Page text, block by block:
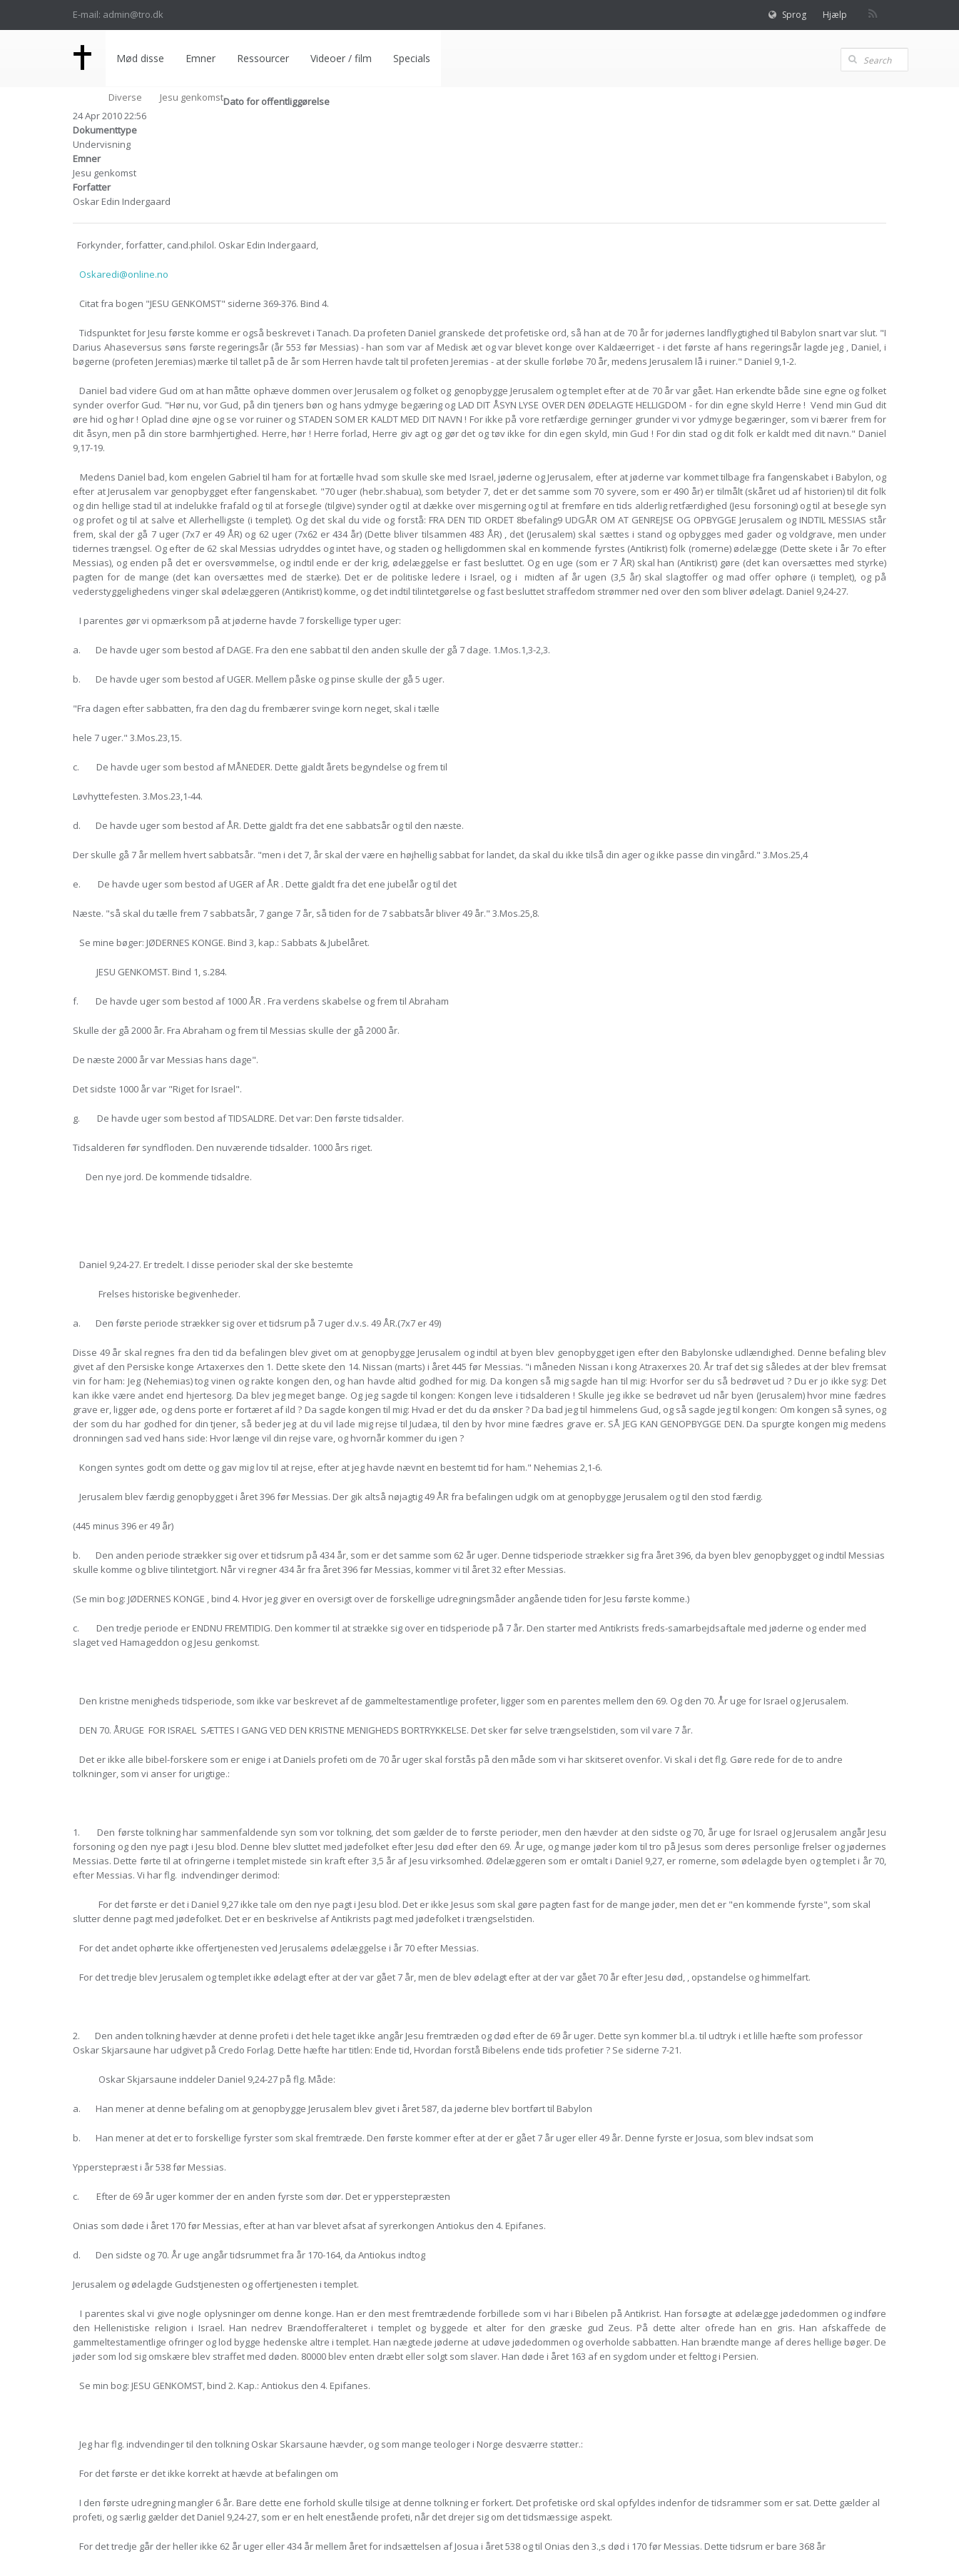
E-mail: admin@tro.dk Sprog Hjælp
Mød disse Emner Ressourcer Videoer / film Specials
Diverse Jesu genkomstDato for offentliggørelse
24 Apr 2010 22:56
Dokumenttype
Undervisning
Emner
Jesu genkomst
Forfatter
Oskar Edin Indergaard
Forkynder, forfatter, cand.philol. Oskar Edin Indergaard,
Oskaredi@online.no
Citat fra bogen "JESU GENKOMST" siderne 369-376. Bind 4.
Tidspunktet for Jesu første komme er også beskrevet i Tanach. Da profeten Daniel granskede det profetiske ord, så han at de 70 år for jødernes landflygtighed til Babylon snart var slut. "I
Darius Ahaseversus søns første regeringsår (år 553 før Messias) - han som var af Medisk æt og var blevet konge over Kaldæerriget - i det første af hans regeringsår lagde jeg , Daniel, i
bøgerne (profeten Jeremias) mærke til tallet på de år som Herren havde talt til profeten Jeremias - at der skulle forløbe 70 år, medens Jerusalem lå i ruiner." Daniel 9,1-2.
Daniel bad videre Gud om at han måtte ophæve dommen over Jerusalem og folket og genopbygge Jerusalem og templet efter at de 70 år var gået. Han erkendte både sine egne og folket
synder overfor Gud. "Hør nu, vor Gud, på din tjeners bøn og hans ydmyge begæring og LAD DIT ÅSYN LYSE OVER DEN ØDELAGTE HELLIGDOM - for din egne skyld Herre ! Vend min Gud dit
øre hid og hør ! Oplad dine øjne og se vor ruiner og STADEN SOM ER KALDT MED DIT NAVN ! For ikke på vore retfærdige gerninger grunder vi vor ydmyge begæringer, som vi bærer frem for
dit åsyn, men på din store barmhjertighed. Herre, hør ! Herre forlad, Herre giv agt og gør det og tøv ikke for din egen skyld, min Gud ! For din stad og dit folk er kaldt med dit navn." Daniel
9,17-19.
Medens Daniel bad, kom engelen Gabriel til ham for at fortælle hvad som skulle ske med Israel, jøderne og Jerusalem, efter at jøderne var kommet tilbage fra fangenskabet i Babylon, og
efter at Jerusalem var genopbygget efter fangenskabet. "70 uger (hebr.shabua), som betyder 7, det er det samme som 70 syvere, som er 490 år) er tilmålt (skåret ud af historien) til dit folk
og din hellige stad til at indelukke frafald og til at forsegle (tilgive) synder og til at dække over misgerning og til at fremføre en tids alderlig retfærdighed (Jesu forsoning) og til at besegle syn
og profet og til at salve et Allerhelligste (i templet). Og det skal du vide og forstå: FRA DEN TID ORDET 8befaling9 UDGÅR OM AT GENREJSE OG OPBYGGE Jerusalem og INDTIL MESSIAS står
frem, skal der gå 7 uger (7x7 er 49 ÅR) og 62 uger (7x62 er 434 år) (Dette bliver tilsammen 483 ÅR) , det (Jerusalem) skal sættes i stand og opbygges med gader og voldgrave, men under
tidernes trængsel. Og efter de 62 skal Messias udryddes og intet have, og staden og helligdommen skal en kommende fyrstes (Antikrist) folk (romerne) ødelægge (Dette skete i år 7o efter
Messias), og enden på det er oversvømmelse, og indtil ende er der krig, ødelæggelse er fast besluttet. Og en uge (som er 7 ÅR) skal han (Antikrist) gøre (det kan oversættes med styrke)
pagten for de mange (det kan oversættes med de stærke). Det er de politiske ledere i Israel, og i midten af år ugen (3,5 år) skal slagtoffer og mad offer ophøre (i templet), og på
vederstyggelighedens vinger skal ødelæggeren (Antikrist) komme, og det indtil tilintetgørelse og fast besluttet straffedom strømmer ned over den som bliver ødelagt. Daniel 9,24-27.
I parentes gør vi opmærksom på at jøderne havde 7 forskellige typer uger:
a. De havde uger som bestod af DAGE. Fra den ene sabbat til den anden skulle der gå 7 dage. 1.Mos.1,3-2,3.
b. De havde uger som bestod af UGER. Mellem påske og pinse skulle der gå 5 uger.
"Fra dagen efter sabbatten, fra den dag du frembærer svinge korn neget, skal i tælle
hele 7 uger." 3.Mos.23,15.
c. De havde uger som bestod af MÅNEDER. Dette gjaldt årets begyndelse og frem til
Løvhyttefesten. 3.Mos.23,1-44.
d. De havde uger som bestod af ÅR. Dette gjaldt fra det ene sabbatsår og til den næste.
Der skulle gå 7 år mellem hvert sabbatsår. "men i det 7, år skal der være en højhellig sabbat for landet, da skal du ikke tilså din ager og ikke passe din vingård." 3.Mos.25,4
e. De havde uger som bestod af UGER af ÅR . Dette gjaldt fra det ene jubelår og til det
Næste. "så skal du tælle frem 7 sabbatsår, 7 gange 7 år, så tiden for de 7 sabbatsår bliver 49 år." 3.Mos.25,8.
Se mine bøger: JØDERNES KONGE. Bind 3, kap.: Sabbats & Jubelåret.
JESU GENKOMST. Bind 1, s.284.
f. De havde uger som bestod af 1000 ÅR . Fra verdens skabelse og frem til Abraham
Skulle der gå 2000 år. Fra Abraham og frem til Messias skulle der gå 2000 år.
De næste 2000 år var Messias hans dage".
Det sidste 1000 år var "Riget for Israel".
g. De havde uger som bestod af TIDSALDRE. Det var: Den første tidsalder.
Tidsalderen før syndfloden. Den nuværende tidsalder. 1000 års riget.
Den nye jord. De kommende tidsaldre.
Daniel 9,24-27. Er tredelt. I disse perioder skal der ske bestemte
Frelses historiske begivenheder.
a. Den første periode strækker sig over et tidsrum på 7 uger d.v.s. 49 ÅR.(7x7 er 49)
Disse 49 år skal regnes fra den tid da befalingen blev givet om at genopbygge Jerusalem og indtil at byen blev genopbygget igen efter den Babylonske udlændighed. Denne befaling blev
givet af den Persiske konge Artaxerxes den 1. Dette skete den 14. Nissan (marts) i året 445 før Messias. "i måneden Nissan i kong Atraxerxes 20. År traf det sig således at der blev fremsat
vin for ham: Jeg (Nehemias) tog vinen og rakte kongen den, og han havde altid godhed for mig. Da kongen så mig sagde han til mig: Hvorfor ser du så bedrøvet ud ? Du er jo ikke syg: Det
kan ikke være andet end hjertesorg. Da blev jeg meget bange. Og jeg sagde til kongen: Kongen leve i tidsalderen ! Skulle jeg ikke se bedrøvet ud når byen (Jerusalem) hvor mine fædres
grave er, ligger øde, og dens porte er fortæret af ild ? Da sagde kongen til mig: Hvad er det du da ønsker ? Da bad jeg til himmelens Gud, og så sagde jeg til kongen: Om kongen så synes, og
der som du har godhed for din tjener, så beder jeg at du vil lade mig rejse til Judæa, til den by hvor mine fædres grave er. SÅ JEG KAN GENOPBYGGE DEN. Da spurgte kongen mig medens
dronningen sad ved hans side: Hvor længe vil din rejse vare, og hvornår kommer du igen ?
Kongen syntes godt om dette og gav mig lov til at rejse, efter at jeg havde nævnt en bestemt tid for ham." Nehemias 2,1-6.
Jerusalem blev færdig genopbygget i året 396 før Messias. Der gik altså nøjagtig 49 ÅR fra befalingen udgik om at genopbygge Jerusalem og til den stod færdig.
(445 minus 396 er 49 år)
b. Den anden periode strækker sig over et tidsrum på 434 år, som er det samme som 62 år uger. Denne tidsperiode strækker sig fra året 396, da byen blev genopbygget og indtil Messias
skulle komme og blive tilintetgjort. Når vi regner 434 år fra året 396 før Messias, kommer vi til året 32 efter Messias.
(Se min bog: JØDERNES KONGE , bind 4. Hvor jeg giver en oversigt over de forskellige udregningsmåder angående tiden for Jesu første komme.)
c. Den tredje periode er ENDNU FREMTIDIG. Den kommer til at strække sig over en tidsperiode på 7 år. Den starter med Antikrists freds-samarbejdsaftale med jøderne og ender med
slaget ved Hamageddon og Jesu genkomst.
Den kristne menigheds tidsperiode, som ikke var beskrevet af de gammeltestamentlige profeter, ligger som en parentes mellem den 69. Og den 70. År uge for Israel og Jerusalem.
DEN 70. ÅRUGE FOR ISRAEL SÆTTES I GANG VED DEN KRISTNE MENIGHEDS BORTRYKKELSE. Det sker før selve trængselstiden, som vil vare 7 år.
Det er ikke alle bibel-forskere som er enige i at Daniels profeti om de 70 år uger skal forstås på den måde som vi har skitseret ovenfor. Vi skal i det flg. Gøre rede for de to andre
tolkninger, som vi anser for urigtige.:
1. Den første tolkning har sammenfaldende syn som vor tolkning, det som gælder de to første perioder, men den hævder at den sidste og 70, år uge for Israel og Jerusalem angår Jesu
forsoning og den nye pagt i Jesu blod. Denne blev sluttet med jødefolket efter Jesu død efter den 69. År uge, og mange jøder kom til tro på Jesus som deres personlige frelser og jødernes
Messias. Dette førte til at ofringerne i templet mistede sin kraft efter 3,5 år af Jesu virksomhed. Ødelæggeren som er omtalt i Daniel 9,27, er romerne, som ødelagde byen og templet i år 70,
efter Messias. Vi har flg. indvendinger derimod:
For det første er det i Daniel 9,27 ikke tale om den nye pagt i Jesu blod. Det er ikke Jesus som skal gøre pagten fast for de mange jøder, men det er "en kommende fyrste", som skal
slutter denne pagt med jødefolket. Det er en beskrivelse af Antikrists pagt med jødefolket i trængselstiden.
For det andet ophørte ikke offertjenesten ved Jerusalems ødelæggelse i år 70 efter Messias.
For det tredje blev Jerusalem og templet ikke ødelagt efter at der var gået 7 år, men de blev ødelagt efter at der var gået 70 år efter Jesu død, , opstandelse og himmelfart.
2. Den anden tolkning hævder at denne profeti i det hele taget ikke angår Jesu fremtræden og død efter de 69 år uger. Dette syn kommer bl.a. til udtryk i et lille hæfte som professor
Oskar Skjarsaune har udgivet på Credo Forlag. Dette hæfte har titlen: Ende tid, Hvordan forstå Bibelens ende tids profetier ? Se siderne 7-21.
Oskar Skjarsaune inddeler Daniel 9,24-27 på flg. Måde:
a. Han mener at denne befaling om at genopbygge Jerusalem blev givet i året 587, da jøderne blev bortført til Babylon
b. Han mener at det er to forskellige fyrster som skal fremtræde. Den første kommer efter at der er gået 7 år uger eller 49 år. Denne fyrste er Josua, som blev indsat som
Ypperstepræst i år 538 før Messias.
c. Efter de 69 år uger kommer der en anden fyrste som dør. Det er ypperstepræsten
Onias som døde i året 170 før Messias, efter at han var blevet afsat af syrerkongen Antiokus den 4. Epifanes.
d. Den sidste og 70. År uge angår tidsrummet fra år 170-164, da Antiokus indtog
Jerusalem og ødelagde Gudstjenesten og offertjenesten i templet.
I parentes skal vi give nogle oplysninger om denne konge. Han er den mest fremtrædende forbillede som vi har i Bibelen på Antikrist. Han forsøgte at ødelægge jødedommen og indføre
den Hellenistiske religion i Israel. Han nedrev Brændofferalteret i templet og byggede et alter for den græske gud Zeus. På dette alter ofrede han en gris. Han afskaffede de
gammeltestamentlige ofringer og lod bygge hedenske altre i templet. Han nægtede jøderne at udøve jødedommen og overholde sabbatten. Han brændte mange af deres hellige bøger. De
jøder som lod sig omskære blev straffet med døden. 80000 blev enten dræbt eller solgt som slaver. Han døde i året 163 af en sygdom under et felttog i Persien.
Se min bog: JESU GENKOMST, bind 2. Kap.: Antiokus den 4. Epifanes.
Jeg har flg. indvendinger til den tolkning Oskar Skarsaune hævder, og som mange teologer i Norge desværre støtter.:
For det første er det ikke korrekt at hævde at befalingen om
I den første udregning mangler 6 år. Bare dette ene forhold skulle tilsige at denne tolkning er forkert. Det profetiske ord skal opfyldes indenfor de tidsrammer som er sat. Dette gælder al
profeti, og særlig gælder det Daniel 9,24-27, som er en helt enestående profeti, når det drejer sig om det tidsmæssige aspekt.
For det tredje går der heller ikke 62 år uger eller 434 år mellem året for indsættelsen af Josua i året 538 og til Onias den 3.,s død i 170 før Messias. Dette tidsrum er bare 368 år